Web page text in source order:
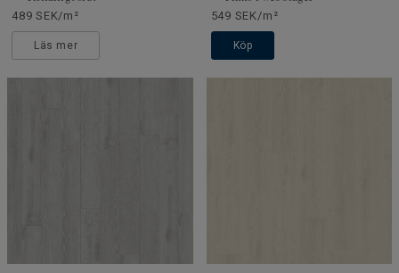
489 SEK/m²
Läs mer
549 SEK/m²
Köp